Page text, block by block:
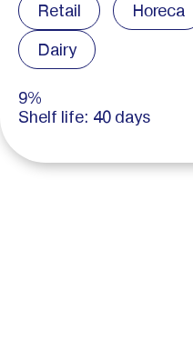
Retail Horeca
Dairy
9%
Shelf life: 40 days